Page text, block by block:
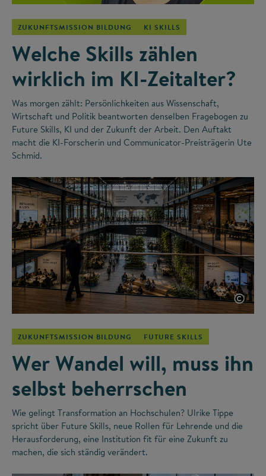
ZUKUNFTSMISSION BILDUNG KI SKILLS
Welche Skills zählen
wirklich im KI-Zeitalter?
Was morgen zählt: Persönlichkeiten aus Wissenschaft,
Wirtschaft und Politik beantworten denselben Fragebogen zu
Future Skills, KI und der Zukunft der Arbeit. Den Auftakt
macht die KI-Forscherin und Communicator-Preisträgerin Ute
Schmid.
©
ZUKUNFTSMISSION BILDUNG FUTURE SKILLS
Wer Wandel will, muss ihn
selbst beherrschen
Wie gelingt Transformation an Hochschulen? Ulrike Tippe
spricht über Future Skills, neue Rollen für Lehrende und die
Herausforderung, eine Institution fit für eine Zukunft zu
machen, die sich ständig verändert.